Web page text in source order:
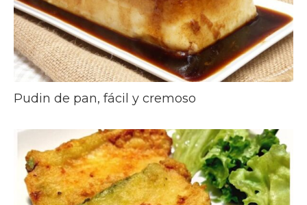
Pudin de pan, fácil y cremoso